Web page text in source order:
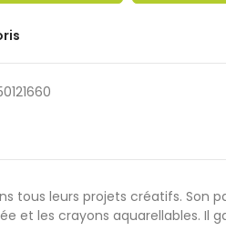
tous leurs projets créatifs. Son
et les crayons aquarellables. Il